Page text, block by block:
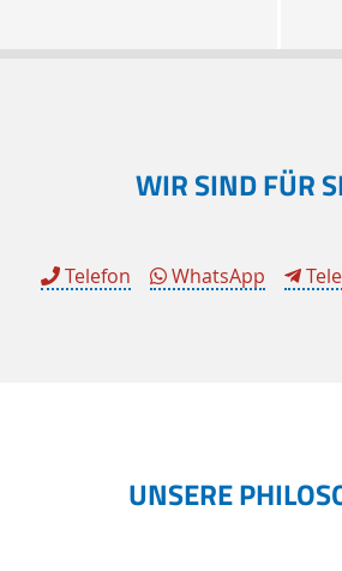
WIR SIND FÜR
Telefon WhatsApp
UNSERE